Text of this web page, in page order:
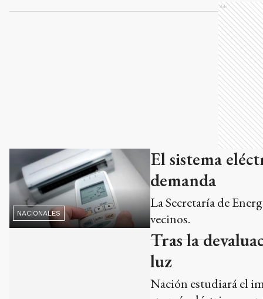
NACIONALES
El sistema
La Secretaría de
vecinos.
Tras la
luz
Nación estudiará el
energía eléctrica y
vigente el Registro de
estatal a los sectores